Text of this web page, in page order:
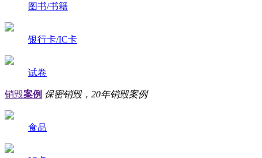
图书/书籍
银行卡/IC卡
试卷
销毁案例 保密销毁，20年销毁案例
食品